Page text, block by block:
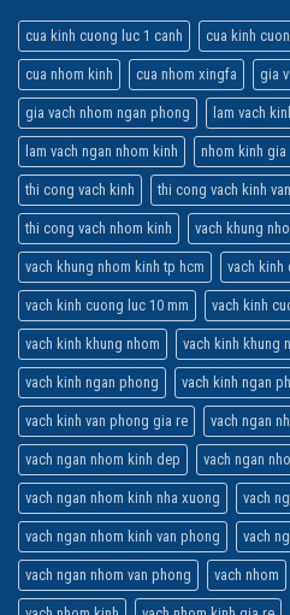
cua kinh cuong luc 1 canh cua kinh
cua nhom kinh cua nhom xingfa gia
gia vach nhom ngan phong lam vach
lam vach ngan nhom kinh nhom kinh gia
thi cong vach kinh thi cong vach kinh
thi cong vach nhom kinh vach khung
vach khung nhom kinh tp hcm vach kinh
vach kinh cuong luc 10 mm vach kinh
vach kinh khung nhom vach kinh khung
vach kinh ngan phong vach kinh ngan
vach kinh van phong gia re vach ngan
vach ngan nhom kinh dep vach ngan
vach ngan nhom kinh nha xuong vach
vach ngan nhom kinh van phong vach
vach ngan nhom van phong vach nhom